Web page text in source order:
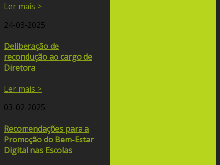
Ler mais >
24-03-2025
Deliberação de
recondução ao cargo de
Diretora
Ler mais >
03-02-2025
Recomendações para a
Promoção do Bem-Estar
Digital nas Escolas